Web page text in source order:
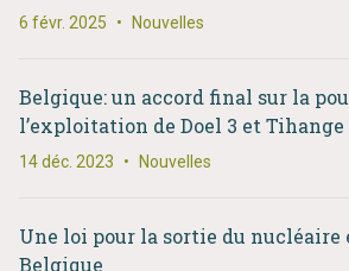
6 févr. 2025 • Nouvelles
Belgique: un accord final sur la
l’exploitation de Doel 3 et Tihange
14 déc. 2023 • Nouvelles
Une loi pour la sortie du nucléaire
Belgique